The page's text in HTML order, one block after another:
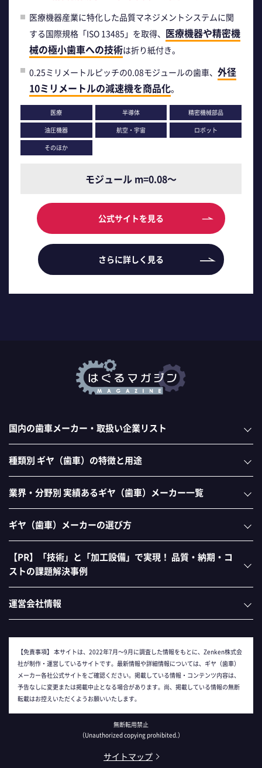
医療機器産業に特化した品質マネジメントシステムに関
する国際規格「ISO 13485」を取得、 医療機器や精密機
械の極小歯車への技術は折り紙付き。
0.25ミリメートルピッチの0.08モジュールの歯車、 外径
10ミリメートルの減速機を商品化。
医療 半導体
精密機械部品
油圧機器
航空・宇宙
ロボット
そのほか
モジュール m=0.08～
公式サイトを見る
さらに詳しく見る
国内の歯車メーカー・取扱い企業リスト
種類別 ギヤ（歯車）の特徴と用途
業界・分野別 実績あるギヤ（歯車）メーカー一覧
ギヤ（歯車）メーカーの選び方
【PR】「技術」と「加工設備」で実現！ 品質・納期・コ
ストの課題解決事例
運営会社情報
【免責事項】 本サイトは、2022年7月～9月に調査した情報をもとに、Zenken株式会
社が制作・運営しているサイトです。最新情報や詳細情報については、ギヤ（歯車）
メーカー各社公式サイトをご確認ください。掲載している情報・コンテンツ内容は、
予告なしに変更または掲載中止となる場合があります。尚、掲載している情報の無断
転載はお控えいただくようお願いいたします。
無断転用禁止
（Unauthorized copying prohibited.）
サイトマップ